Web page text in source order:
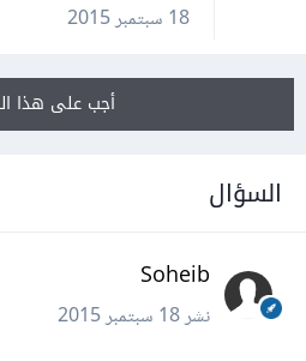
18 سبتمبر 2015
أجب على هذا
السؤال
Soheib
نشر18 سبتمبر 2015